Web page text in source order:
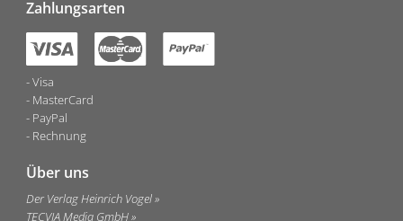
Zahlungsarten
Visa
MasterCard
PayPal
Rechnung
Über uns
Der Verlag Heinrich Vogel
TECVIA Media GmbH